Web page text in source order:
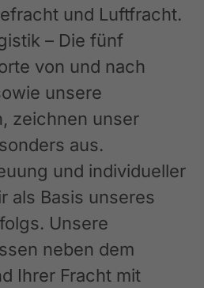
und Luftfracht.
– Die fünf
von und nach
unsere
zeichnen unser
aus.
und individueller
als Basis unseres
Unsere
neben dem
Ihrer Fracht mit